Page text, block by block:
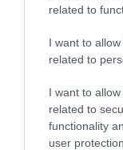
related to
I want to
related to
I want to
related to
functionality
user protection.
14.02.2026 08:48
Τελικά
απαντούν οι